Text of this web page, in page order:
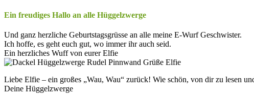
Ein freudiges Hallo an alle Hüggelzwerge
Und ganz herzliche Geburtstagsgrüsse an alle meine E-Wurf Geschwister.
Ich hoffe, es geht euch gut, wo immer ihr auch seid.
Ein herzliches Wuff von eurer Elfie
Liebe Elfie – ein großes „Wau, Wau“ zurück! Wie schön, von dir zu lesen
Deine Hüggelzwerge